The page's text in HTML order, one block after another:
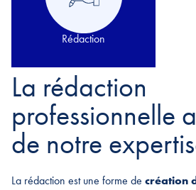
Rédaction
La rédaction
professionnelle
de notre
La rédaction est une forme de création